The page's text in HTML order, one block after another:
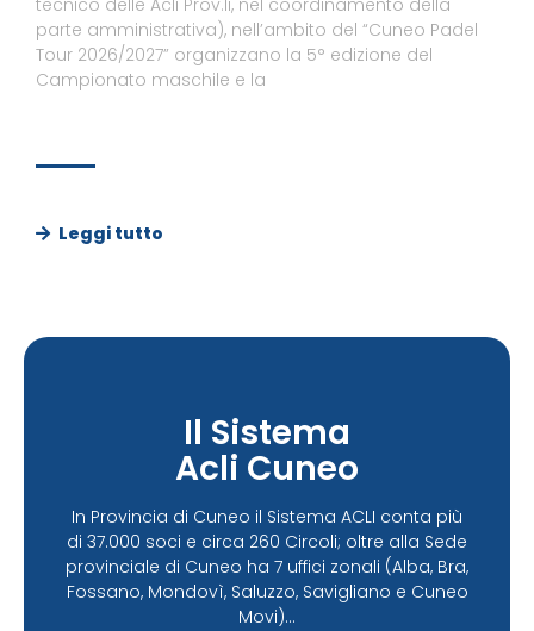
tecnico delle Acli Prov.li, nel coordinamento della
parte amministrativa), nell’ambito del “Cuneo Padel
Tour 2026/2027” organizzano la 5° edizione del
Campionato maschile e la
Leggi tutto
Il Sistema
Acli Cuneo
In Provincia di Cuneo il Sistema ACLI conta più
di 37.000 soci e circa 260 Circoli; oltre alla Sede
provinciale di Cuneo ha 7 uffici zonali (Alba, Bra,
Fossano, Mondovì, Saluzzo, Savigliano e Cuneo
Movi)...